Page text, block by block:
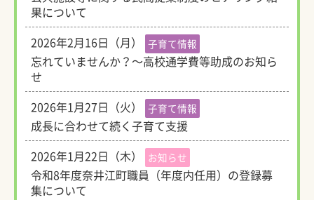
果について
2026年2月16日（月）
子育て情報
忘れていませんか？～高校通学費等助成のお知ら
せ
2026年1月27日（火）
子育て情報
成長に合わせて続く子育て支援
2026年1月22日（木）
お知らせ
令和8年度奈井江町職員（年度内任用）の登録募
集について